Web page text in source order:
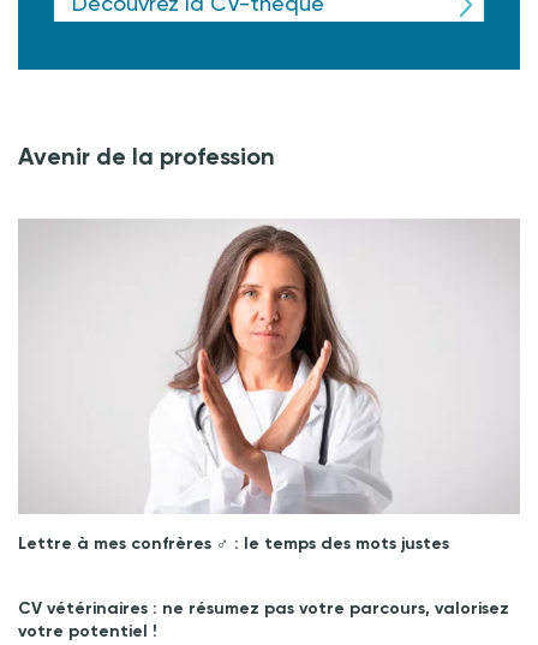
Avenir de la profession
Lettre à mes confrères ♂︎ : le temps des mots justes
CV vétérinaires : ne résumez pas votre parcours, valorisez
votre potentiel !